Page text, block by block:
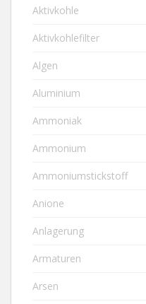
Aktivkohle
Aktivkohlefilter
Algen
Aluminium
Ammoniak
Ammonium
Ammoniumstickstoff
Anione
Anlagerung
Armaturen
Arsen